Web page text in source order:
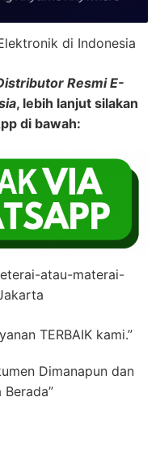
di Indonesia
Resmi E-
, lebih lanjut silakan
di bawah:
atau-materai-
TERBAIK kami.”
Dimanapun dan